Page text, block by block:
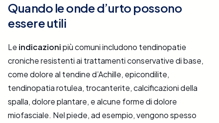
Quando le onde d’urto possono
essere utili
Le indicazionipiù comuni includono tendinopatie
croniche resistenti ai trattamenti conservative di base,
come dolore al tendine d’Achille, epicondilite,
tendinopatia rotulea, trocanterite, calcificazioni della
spalla, dolore plantare, e alcune forme di dolore
miofasciale. Nel piede, ad esempio, vengono spesso